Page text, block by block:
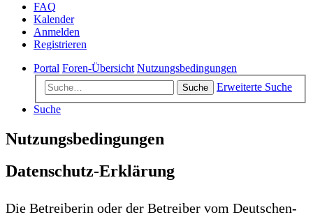
FAQ
Kalender
Anmelden
Registrieren
Portal Foren-Übersicht Nutzungsbedingungen
Suche
Erweiterte Suche
Suche
Nutzungsbedingungen
Datenschutz-Erklärung
Die Betreiberin oder der Betreiber vom Deutschen-